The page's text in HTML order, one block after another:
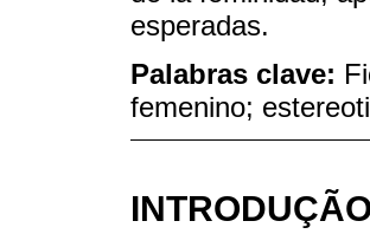
esperadas.
Palabras clave:
femenino;
INTRODUÇÃO